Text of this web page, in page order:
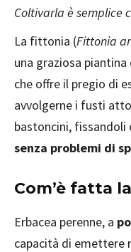
Coltivarla è semplice
La fittonia (Fittonia
una graziosa
che offre il pregio di
avvolgerne i fusti
bastoncini, fissandoli
senza problemi di
Com’è fatta
Erbacea perenne, a
capacità di emettere